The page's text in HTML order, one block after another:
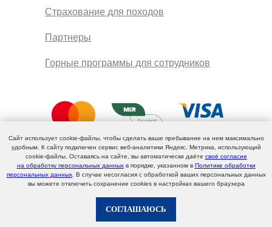
Партнеры
Страхование для походов
Горные программы для сотрудников
Сайт использует cookie-файлы, чтобы сделать ваше пребывание на нем максимально
удобным. К cайту подключен сервис веб-аналитики Яндекс. Метрика, использующий
cookie-файлы. Оставаясь на сайте, вы автоматически даёте своё согласие
на обработку персональных данныхв порядке, указанном в Политике обработки
персональных данных. В случае несогласия с обработкой ваших персональных данных
вы можете отключить сохранение cookies в настройках вашего браузера
СОГЛАШАЮСЬ